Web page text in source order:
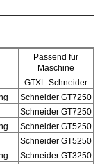
Passend für
Maschine
GTXL-Schneider
Schneider GT7250
Schneider GT7250
Schneider GT5250
Schneider GT5250
Schneider GT3250